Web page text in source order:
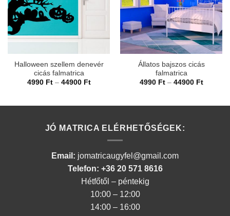
Halloween szellem denevér
cicás falmatrica
4990 Ft – 44900 FtÁrtartomány:
Állatos bajszos cicás
falmatrica
4990 Ft – 44900 Ft
JÓ MATRICA ELÉRHETŐSÉGEK:
Email: jomatricaugyfel@gmail.com
Telefon: +36 20 571 8616
Hétfőtől – péntekig
10:00 – 12:00
14:00 – 16:00